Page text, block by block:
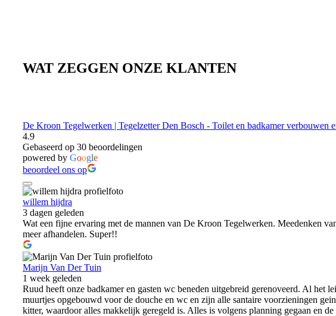
WAT ZEGGEN ONZE KLANTEN
De Kroon Tegelwerken | Tegelzetter Den Bosch - Toilet en badkamer verbouwen
4.9
Gebaseerd op 30 beoordelingen
powered by Google
beoordeel ons op
willem hijdra
3 dagen geleden
Wat een fijne ervaring met de mannen van De Kroon Tegelwerken. Meedenken
meer afhandelen. Super!!
Marijn Van Der Tuin
1 week geleden
Ruud heeft onze badkamer en gasten wc beneden uitgebreid gerenoveerd. Al het
muurtjes opgebouwd voor de douche en wc en zijn alle santaire voorzieningen
kitter, waardoor alles makkelijk geregeld is. Alles is volgens planning gegaan en